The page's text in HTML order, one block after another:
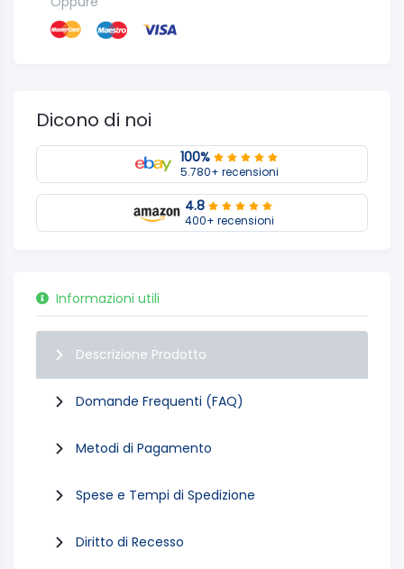
Dicono di noi
100%
5.780+ recensioni
4.8
400+ recensioni
Informazioni utili
Descrizione Prodotto
Domande Frequenti (FAQ)
Metodi di Pagamento
Spese e Tempi di Spedizione
Diritto di Recesso